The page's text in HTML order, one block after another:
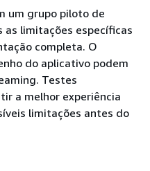
um grupo piloto de
limitações específicas
completa. O
do aplicativo podem
Testes
a melhor experiência
limitações antes do